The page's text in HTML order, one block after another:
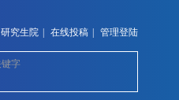
研究生院 在线投稿 管理登陆